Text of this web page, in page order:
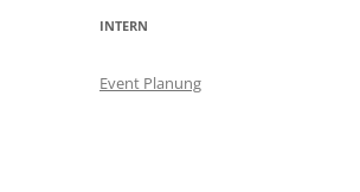
INTERN
Event Planung